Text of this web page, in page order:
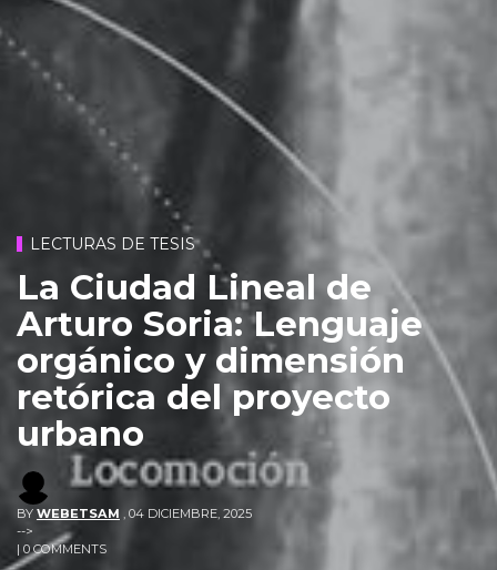
LECTURAS DE TESIS
La Ciudad Lineal de
Arturo Soria: Lenguaje
orgánico y dimensión
retórica del proyecto
urbano
BY WEBETSAM , 04 DICIEMBRE, 2025
-->
| 0 COMMENTS